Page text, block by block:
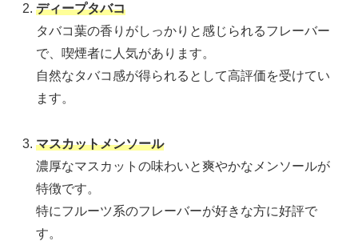
ディープタバコ
タバコ葉の香りがしっかりと感じられるフレーバー
で、喫煙者に人気があります。
自然なタバコ感が得られるとして高評価を受けてい
ます。
マスカットメンソール
濃厚なマスカットの味わいと爽やかなメンソールが
特徴です。
特にフルーツ系のフレーバーが好きな方に好評で
す。